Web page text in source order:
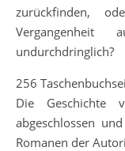
zurückfinden,
undurchdringlich?
256
Die
abgeschlossen
Romanen der